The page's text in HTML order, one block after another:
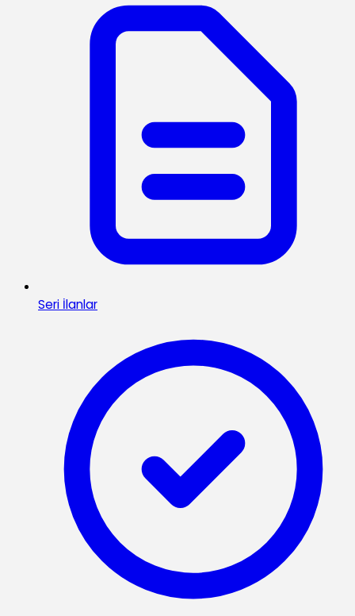
Seri İlanlar